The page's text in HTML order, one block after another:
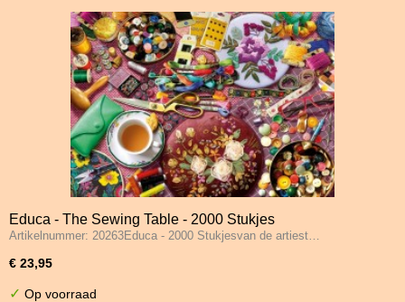
Educa - The Sewing Table - 2000 Stukjes
Artikelnummer: 20263Educa - 2000 Stukjesvan de artiest…
€ 23,95
✓ Op voorraad